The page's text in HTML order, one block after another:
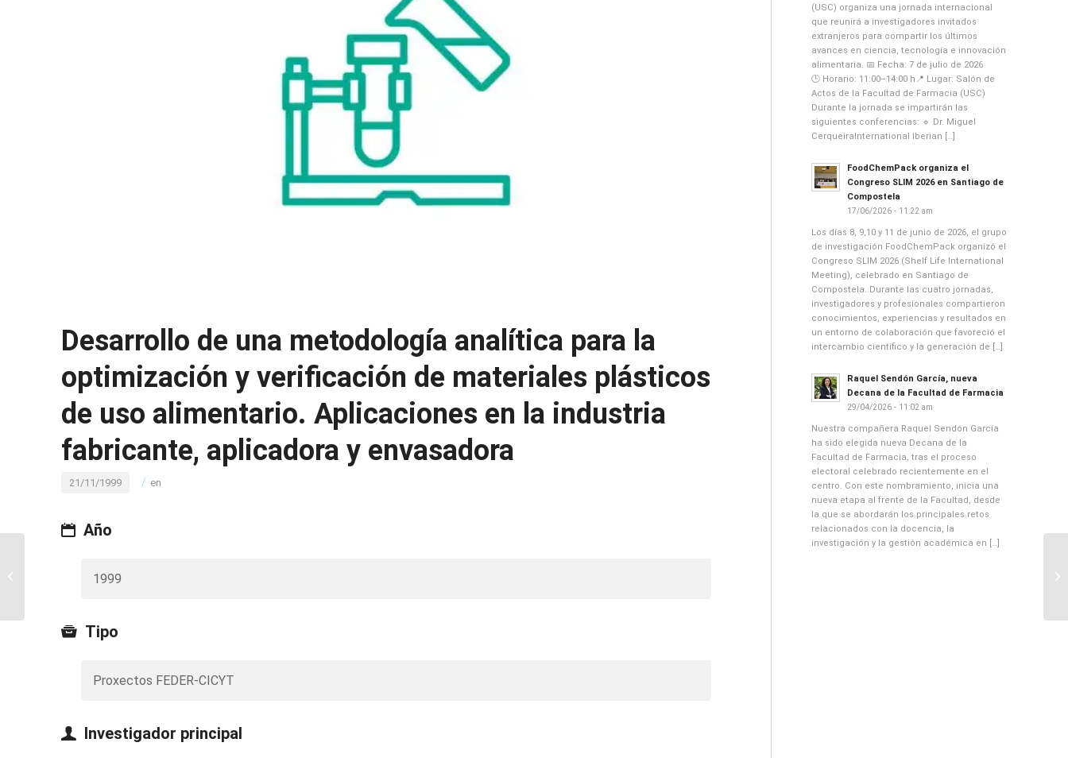
Desarrollo de una metodología analítica para la
optimización y verificación de materiales plásticos
de uso alimentario. Aplicaciones en la industria
fabricante, aplicadora y envasadora
21/11/1999 / en
Año
1999
Tipo
Proxectos FEDER-CICYT
Investigador principal
(USC) organiza una jornada internacional
que reunirá a investigadores invitados
extranjeros para compartir los últimos
avances en ciencia, tecnología e innovación
alimentaria. 📅 Fecha: 7 de julio de 2026
🕒 Horario: 11:00–14:00 h📍 Lugar: Salón de
Actos de la Facultad de Farmacia (USC)
Durante la jornada se impartirán las
siguientes conferencias: 🔹 Dr. Miguel
CerqueiraInternational Iberian […]
FoodChemPack organiza el
Congreso SLIM 2026 en Santiago de
Compostela
17/06/2026 - 11:22 am
Los días 8, 9,10 y 11 de junio de 2026, el grupo
de investigación FoodChemPack organizó el
Congreso SLIM 2026 (Shelf Life International
Meeting), celebrado en Santiago de
Compostela. Durante las cuatro jornadas,
investigadores y profesionales compartieron
conocimientos, experiencias y resultados en
un entorno de colaboración que favoreció el
intercambio científico y la generación de […]
Raquel Sendón García, nueva
Decana de la Facultad de Farmacia
29/04/2026 - 11:02 am
Nuestra compañera Raquel Sendón García
ha sido elegida nueva Decana de la
Facultad de Farmacia, tras el proceso
electoral celebrado recientemente en el
centro. Con este nombramiento, inicia una
nueva etapa al frente de la Facultad, desde
la que se abordarán los principales retos
relacionados con la docencia, la
investigación y la gestión académica en […]
packaging materials